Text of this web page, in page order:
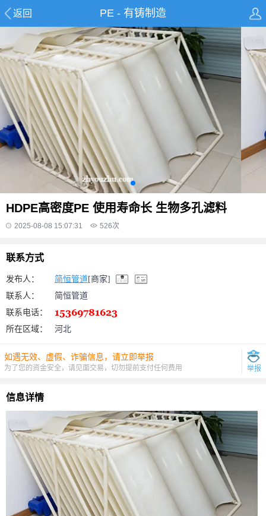
返回 PE - 有铸制造
HDPE高密度PE 使用寿命长 生物多孔滤料
2025-08-08 15:07:31 526次
联系方式
发布人： 简恒管道[商家]
联系人：
简恒管道
联系电话：
所在区域：
河北
如遇无效、虚假、诈骗信息，请立即举报
为了您的资金安全，请见面交易，切勿提前支付任何费用 举报
信息详情